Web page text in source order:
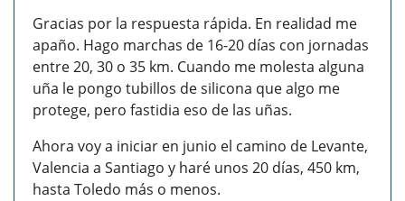
Gracias por la respuesta rápida. En realidad me
apaño. Hago marchas de 16-20 días con jornadas
entre 20, 30 o 35 km. Cuando me molesta alguna
uña le pongo tubillos de silicona que algo me
protege, pero fastidia eso de las uñas.
Ahora voy a iniciar en junio el camino de Levante,
Valencia a Santiago y haré unos 20 días, 450 km,
hasta Toledo más o menos.